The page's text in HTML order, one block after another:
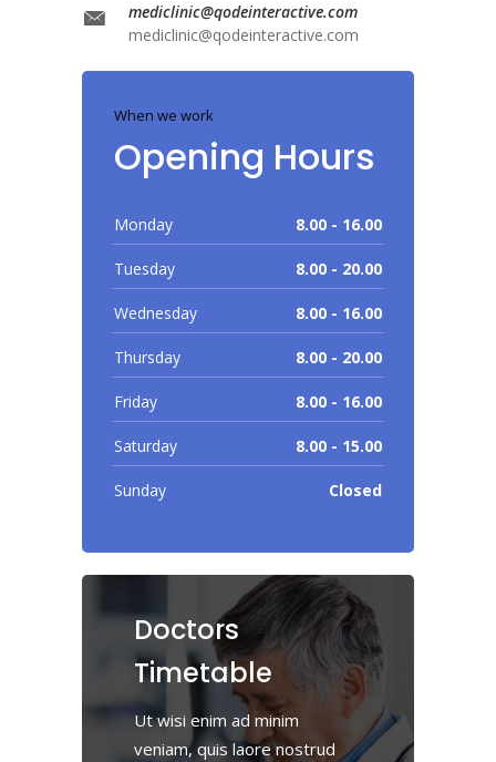
mediclinic@qodeinteractive.com
mediclinic@qodeinteractive.com
When we work
Opening Hours
Monday 8.00 - 16.00
Tuesday 8.00 - 20.00
Wednesday 8.00 - 16.00
Thursday 8.00 - 20.00
Friday 8.00 - 16.00
Saturday 8.00 - 15.00
Sunday Closed
Doctors
Timetable
Ut wisi enim ad minim
veniam, quis laore nostrud